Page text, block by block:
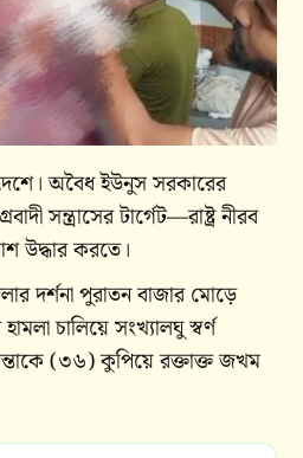
অবৈধ ইউনুস সরকারের
সন্ত্রাসের টার্গেট—রাষ্ট্র নীরব
উদ্ধার করতে।
দর্শনা পুরাতন বাজার মোড়ে
চালিয়ে সংখ্যালঘু স্বর্ণ
(৩৬) কুপিয়ে রক্তাক্ত জখম